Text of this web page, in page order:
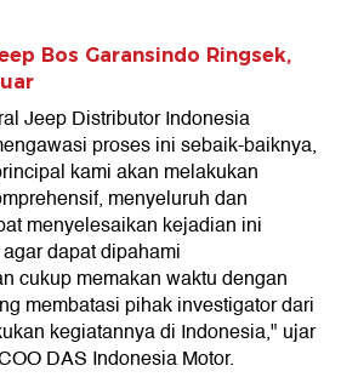
Bos Garansindo Ringsek,
Jeep Distributor Indonesia
proses ini sebaik-baiknya,
kami akan melakukan
menyeluruh dan
menyelesaikan kejadian ini
dapat dipahami
cukup memakan waktu dengan
membatasi pihak investigator dari
kegiatannya di Indonesia," ujar
DAS Indonesia Motor.